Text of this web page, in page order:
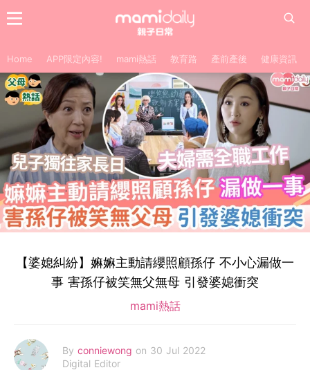
Home APP限定內容! mami熱話 教育路 產前產後 健康資訊
【婆媳糾紛】嫲嫲主動請纓照顧孫仔 不小心漏做一
事 害孫仔被笑無父無母 引發婆媳衝突
mami熱話
By conniewong on 30 Jul 2022
Digital Editor